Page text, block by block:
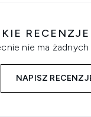
nie ma żadnych
NAPISZ